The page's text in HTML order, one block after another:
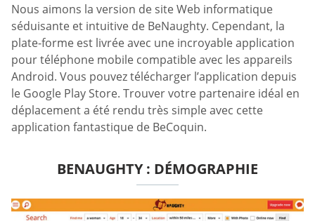
Nous aimons la version de site Web informatique
séduisante et intuitive de BeNaughty. Cependant, la
plate-forme est livrée avec une incroyable application
pour téléphone mobile compatible avec les appareils
Android. Vous pouvez télécharger l’application depuis
le Google Play Store. Trouver votre partenaire idéal en
déplacement a été rendu très simple avec cette
application fantastique de BeCoquin.
BENAUGHTY : DÉMOGRAPHIE